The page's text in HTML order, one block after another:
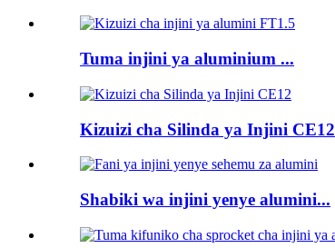
Tuma injini ya aluminium ...
Kizuizi cha Silinda ya Injini CE12
Shabiki wa injini yenye alumini...